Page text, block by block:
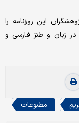
این روزنامه را
زبان و طنز فارسی و
مطبوعات